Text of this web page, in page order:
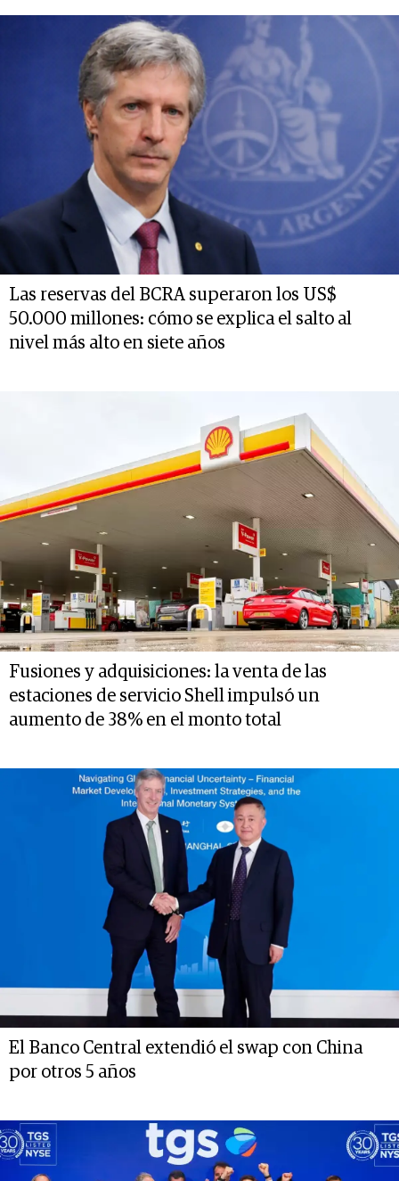
Las reservas del BCRA superaron los US$
50.000 millones: cómo se explica el salto al
nivel más alto en siete años
Fusiones y adquisiciones: la venta de las
estaciones de servicio Shell impulsó un
aumento de 38% en el monto total
El Banco Central extendió el swap con China
por otros 5 años